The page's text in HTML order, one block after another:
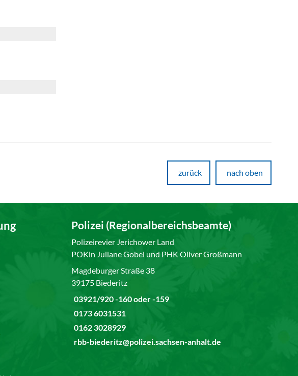
zurück nach oben
Polizei (Regionalbereichsbeamte)
Polizeirevier Jerichower Land
POKin Juliane Gobel und PHK Oliver Großmann
Magdeburger Straße 38
39175 Biederitz
03921/920 -160 oder -159
0173 6031531
0162 3028929
rbb-biederitz@polizei.sachsen-anhalt.de